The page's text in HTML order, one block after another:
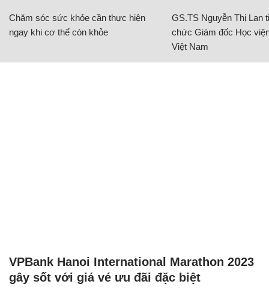
Chăm sóc sức khỏe cần thực hiện
ngay khi cơ thể còn khỏe
GS.TS Nguyễn Thị Lan
chức Giám đốc Học
Việt Nam
VPBank Hanoi International Marathon 2023
gây sốt với giá vé ưu đãi đặc biệt